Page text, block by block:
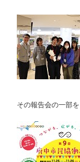
その報告会の一部